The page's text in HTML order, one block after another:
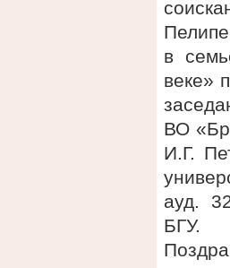
в
веке»
ВО
И.Г.
ауд.
БГУ.